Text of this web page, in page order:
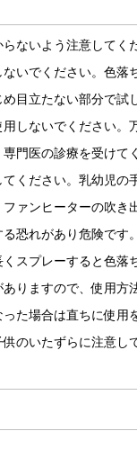
ないよう注意してく
いでください。色落
目立たない部分で試
しないでください。
門医の診療を受けて
ください。乳幼児の
ァンヒーターの吹き
恐れがあり危険です
スプレーすると色落
りますので、使用方
た場合は直ちに使用
のいたずらに注意し